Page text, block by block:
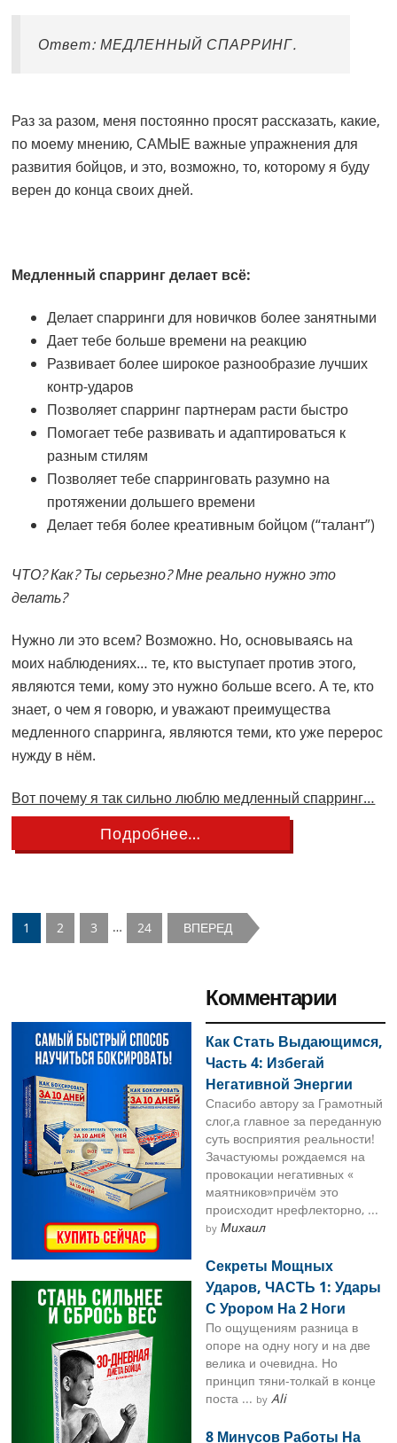
Ответ: МЕДЛЕННЫЙ СПАРРИНГ.
Раз за разом, меня постоянно просят рассказать, какие,
по моему мнению, САМЫЕ важные упражнения для
развития бойцов, и это, возможно, то, которому я буду
верен до конца своих дней.
Медленный спарринг делает всё:
Делает спарринги для новичков более занятными
Дает тебе больше времени на реакцию
Развивает более широкое разнообразие лучших
контр-ударов
Позволяет спарринг партнерам расти быстро
Помогает тебе развивать и адаптироваться к
разным стилям
Позволяет тебе спарринговать разумно на
протяжении дольшего времени
Делает тебя более креативным бойцом (“талант”)
ЧТО? Как? Ты серьезно? Мне реально нужно это
делать?
Нужно ли это всем? Возможно. Но, основываясь на
моих наблюдениях… те, кто выступает против этого,
являются теми, кому это нужно больше всего. А те, кто
знает, о чем я говорю, и уважают преимущества
медленного спарринга, являются теми, кто уже перерос
нужду в нём.
Вот почему я так сильно люблю медленный спарринг…
Подробнее…
Секретный
—
МЕДЛЕННЫЙ
СПАРРИНГ
Page
1 Page
2 Page
3
Interim
pages
… Page
24 ВПЕРЕД
Sidebar
Комментарии
Как Стать Выдающимся,
Часть 4: Избегай
Негативной Энергии
Спасибо автору за Грамотный
слог,а главное за переданную
суть восприятия реальности!
Зачастуюмы рождаемся на
провокации негативных «
маятников»причём это
происходит нрефлекторно, ...
by Михаил
Секреты Мощных
Ударов, ЧАСТЬ 1: Удары
С Урором На 2 Ноги
По ощущениям разница в
опоре на одну ногу и на две
велика и очевидна. Но
принцип тяни-толкай в конце
поста ... by Ali
8 Минусов Работы На